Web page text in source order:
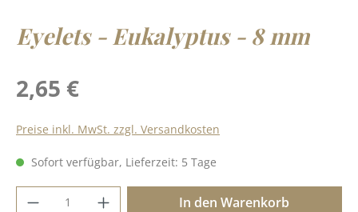
Eyelets - Eukalyptus - 8 mm
Regulärer Preis:
2,65 €
Preise inkl. MwSt. zzgl. Versandkosten
Sofort verfügbar, Lieferzeit: 5 Tage
Produkt Anzahl: Gib den gewünschten
In den Warenkorb